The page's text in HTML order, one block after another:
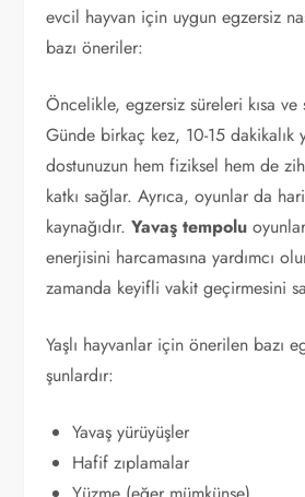
evcil hayvan için uygun egzersiz
bazı öneriler:
Öncelikle, egzersiz süreleri kısa ve
Günde birkaç kez, 10-15 dakikalık
dostunuzun hem fiziksel hem de
katkı sağlar. Ayrıca, oyunlar da
kaynağıdır.Yavaş tempolu
enerjisini harcamasına yardımcı
zamanda keyifli vakit geçirmesini
Yaşlı hayvanlar için önerilen bazı
şunlardır:
Yavaş yürüyüşler
Hafif zıplamalar